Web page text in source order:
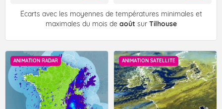
Écarts avec les moyennes de températures minimales et
maximales du mois de août sur Tilhouse
ANIMATION RADAR ANIMATION SATELLITE